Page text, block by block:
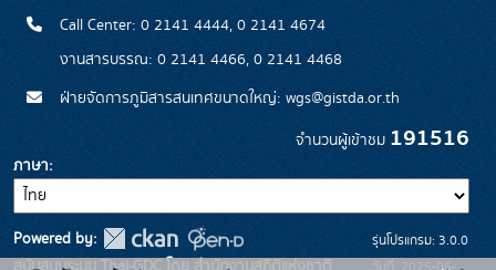
Call Center: 0 2141 4444, 0 2141 4674
งานสารบรรณ: 0 2141 4466, 0 2141 4468
ฝ่ายจัดการภูมิสารสนเทศขนาดใหญ่: wgs@gistda.or.th
จำนวนผู้เข้าชม 191516
ภาษา
Powered by:
รุ่นโปรแกรม: 3.0.0